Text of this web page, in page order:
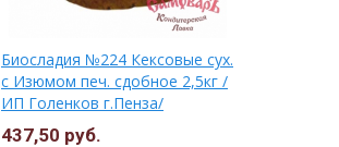
Биосладия №224 Кексовые сух.
с Изюмом печ. сдобное 2,5кг /
ИП Голенков г.Пенза/
437,50 руб.